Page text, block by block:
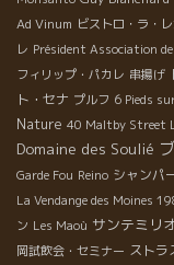
Ad Vinum ビストロ・ラ・
レ Président Association
フィリップ・パカレ 串揚げ
ト・セナ プルフ 6 Pieds
Nature 40 Maltby Street
Domaine des Soulié
Garde Fou Reino シャンパ
La Vendange des Moines
ン Les Maoù サンテミリ
岡試飲会・セミナー ストラ